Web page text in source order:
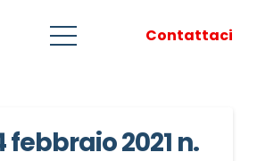
Contattaci
febbraio 2021 n.